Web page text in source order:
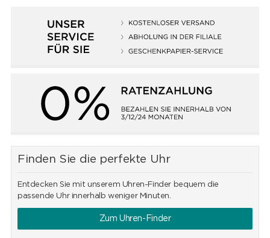
Finden Sie die perfekte Uhr
Entdecken Sie mit unserem Uhren-Finder bequem die
passende Uhr innerhalb weniger Minuten.
Zum Uhren-Finder